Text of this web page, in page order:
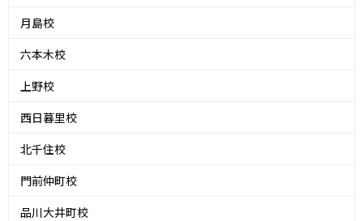
月島校
六本木校
上野校
西日暮里校
北千住校
門前仲町校
品川大井町校